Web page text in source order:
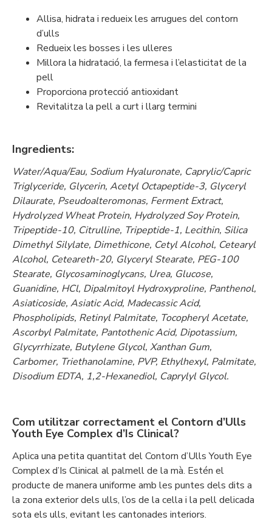
Allisa, hidrata i redueix les arrugues del contorn
d’ulls
Redueix les bosses i les ulleres
Millora la hidratació, la fermesa i l’elasticitat de la
pell
Proporciona protecció antioxidant
Revitalitza la pell a curt i llarg termini
Ingredients:
Water/Aqua/Eau, Sodium Hyaluronate, Caprylic/Capric
Triglyceride, Glycerin, Acetyl Octapeptide-3, Glyceryl
Dilaurate, Pseudoalteromonas, Ferment Extract,
Hydrolyzed Wheat Protein, Hydrolyzed Soy Protein,
Tripeptide-10, Citrulline, Tripeptide-1, Lecithin, Silica
Dimethyl Silylate, Dimethicone, Cetyl Alcohol, Cetearyl
Alcohol, Ceteareth-20, Glyceryl Stearate, PEG-100
Stearate, Glycosaminoglycans, Urea, Glucose,
Guanidine, HCl, Dipalmitoyl Hydroxyproline, Panthenol,
Asiaticoside, Asiatic Acid, Madecassic Acid,
Phospholipids, Retinyl Palmitate, Tocopheryl Acetate,
Ascorbyl Palmitate, Pantothenic Acid, Dipotassium,
Glycyrrhizate, Butylene Glycol, Xanthan Gum,
Carbomer, Triethanolamine, PVP, Ethylhexyl, Palmitate,
Disodium EDTA, 1,2-Hexanediol, Caprylyl Glycol.
Com utilitzar correctament el Contorn d’Ulls
Youth Eye Complex d’Is Clinical?
Aplica una petita quantitat del Contorn d’Ulls Youth Eye
Complex d’Is Clinical al palmell de la mà. Estén el
producte de manera uniforme amb les puntes dels dits a
la zona exterior dels ulls, l’os de la cella i la pell delicada
sota els ulls, evitant les cantonades interiors.